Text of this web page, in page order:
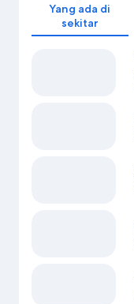
Yang ada di
sekitar